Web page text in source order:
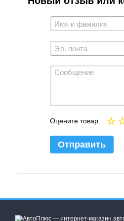
Оцените товар
Отправить